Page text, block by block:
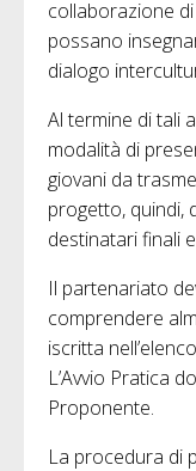
collaborazione
possano
dialogo
Al termine di tali
modalità di
giovani da
progetto, quindi,
destinatari finali
Il partenariato
comprendere
iscritta
L’Avvio Pratica
Proponente.
La procedura di